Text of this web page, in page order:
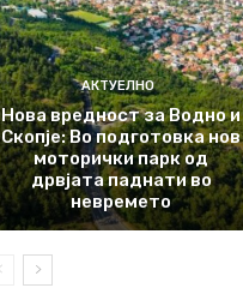
АКТУЕЛНО
Нова вредност за Водно и
Скопје: Во подготовка нов
моторички парк од
дрвјата паднати во
невремето